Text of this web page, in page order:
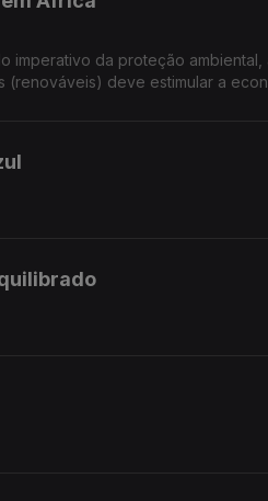
imperativo da proteção
deve estimular a